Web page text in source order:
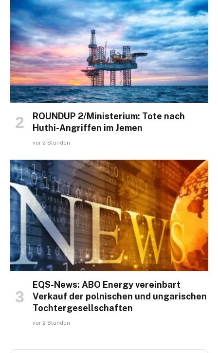
ROUNDUP 2/Ministerium: Tote nach
Huthi-Angriffen im Jemen
vor 2 Stunden
EQS-News: ABO Energy vereinbart
Verkauf der polnischen und ungarischen
Tochtergesellschaften
vor 2 Stunden